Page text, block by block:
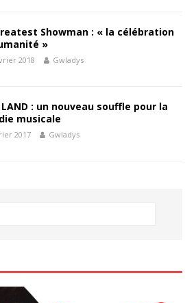
Showman : « la célébration
»
2018 Gwladys
LAND : un nouveau souffle pour la
musicale
2017 Gwladys